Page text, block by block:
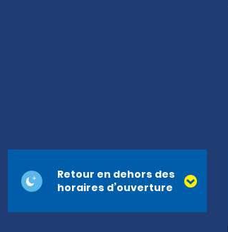
Retour en dehors des
horaires d’ouverture